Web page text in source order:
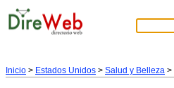
Inicio > Estados Unidos > Salud y Belleza >